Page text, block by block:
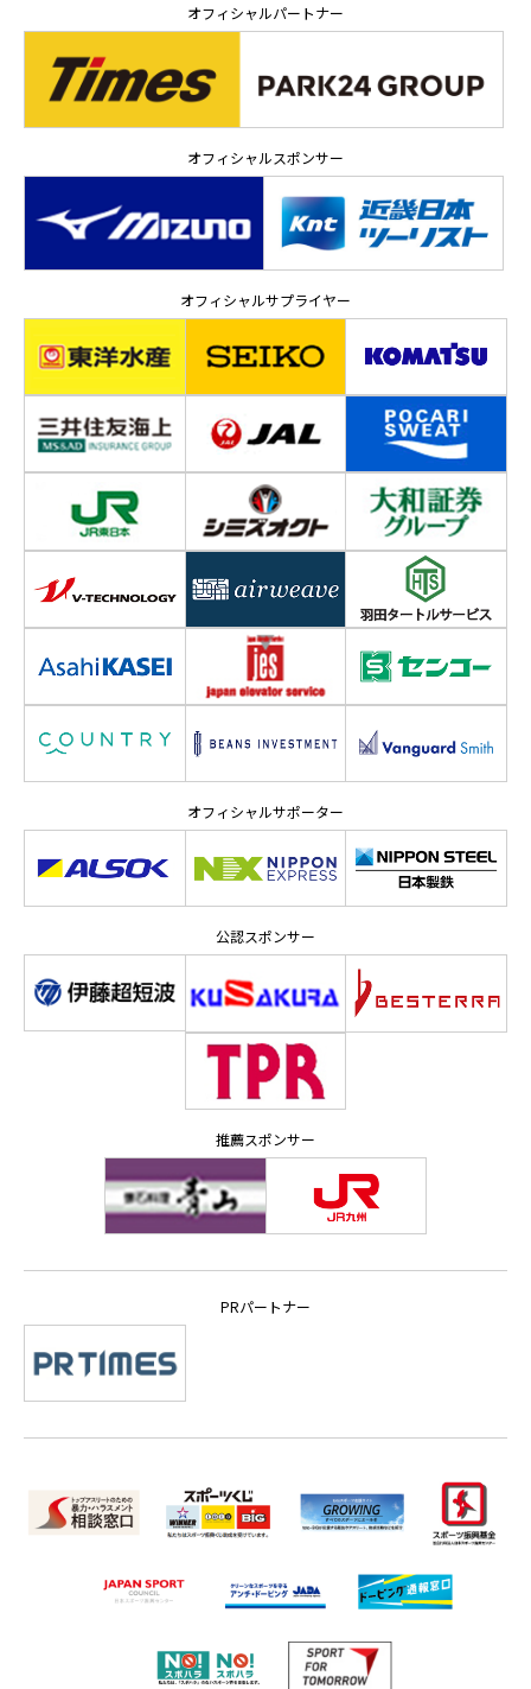
オフィシャルパートナー
オフィシャルスポンサー
オフィシャルサプライヤー
オフィシャルサポーター
公認スポンサー
推薦スポンサー
PRパートナー